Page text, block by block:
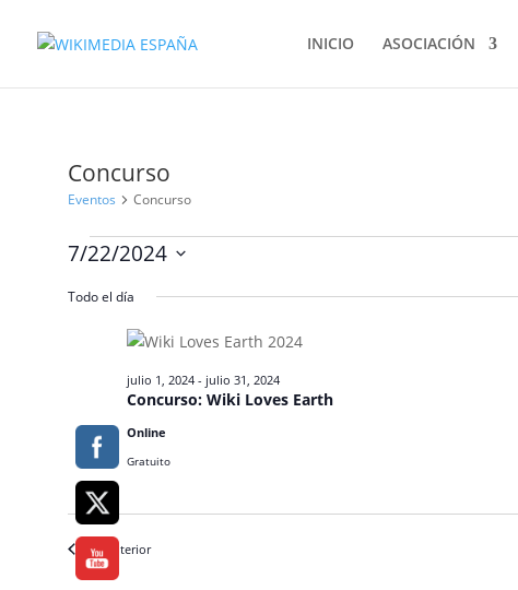
INICIO ASOCIACIÓN
Concurso
Eventos Concurso
Eventos
julio
7/22/2024
la
Todo el día
Concurso: Wiki Loves Earth
julio 1, 2024- julio 31, 2024
Online
Gratuito
Día anterior